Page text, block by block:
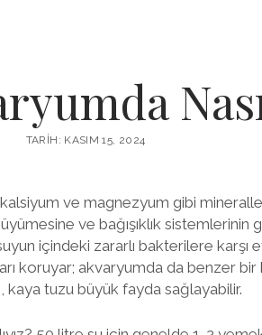
TARIH: KASIM 15, 2024
ve magnezyum gibi
ve bağışıklık sistemlerinin
içindeki zararlı bakterilere karşı
koruyar; akvaryumda da benzer
kaya tuzu büyük fayda sağlayabilir.